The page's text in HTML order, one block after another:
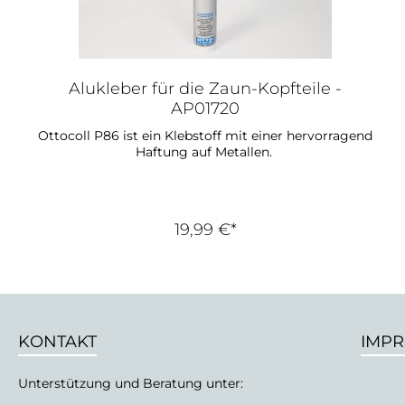
Alukleber für die Zaun-Kopfteile -
AP01720
Ottocoll P86 ist ein Klebstoff mit einer hervorragend
Haftung auf Metallen.
19,99 €*
KONTAKT
Unterstützung und Beratung unter: